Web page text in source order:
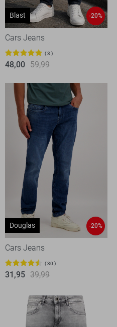
Blast -20%
Cars Jeans
3
48,00 59,99
Douglas -20%
Cars Jeans
30
31,95 39,99